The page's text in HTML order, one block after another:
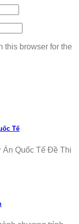
this browser for the
Tế
Án Quốc Tế Đề Thi